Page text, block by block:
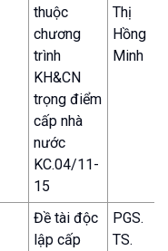
thuộc
chương
trình
KH&CN
trọng điểm
cấp nhà
nước
KC.04/11-
15
Thị
Hồng
Minh
Đề tài độc
lập cấp
PGS.
TS.